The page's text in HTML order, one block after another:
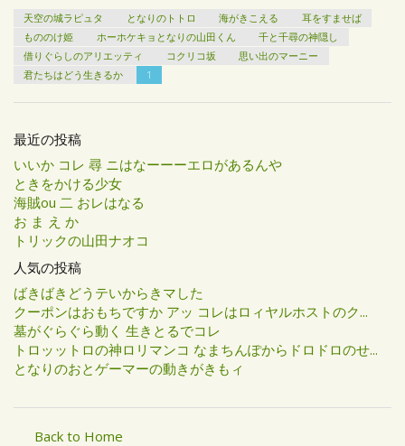
天空の城ラピュタ となりのトトロ 海がきこえる
耳をすませば
もののけ姫
ホーホケキョとなりの山田くん
千と千尋の神隠し
借りぐらしのアリエッティ
コクリコ坂
思い出のマーニー
君たちはどう生きるか
1
最近の投稿
いいか コレ 尋 ニはなーーーエロがあるんや
ときをかける少女
海賊ou 二 おレはなる
お ま え か
トリックの山田ナオコ
人気の投稿
ばきばきどうテいからきマした
クーポンはおもちですか アッ コレはロィヤルホストのク...
墓がぐらぐら動く 生きとるでコレ
トロッットロの神ロリマンコ なまちんぽからドロドロのせ...
となりのおとゲーマーの動きがきもィ
Back to Home